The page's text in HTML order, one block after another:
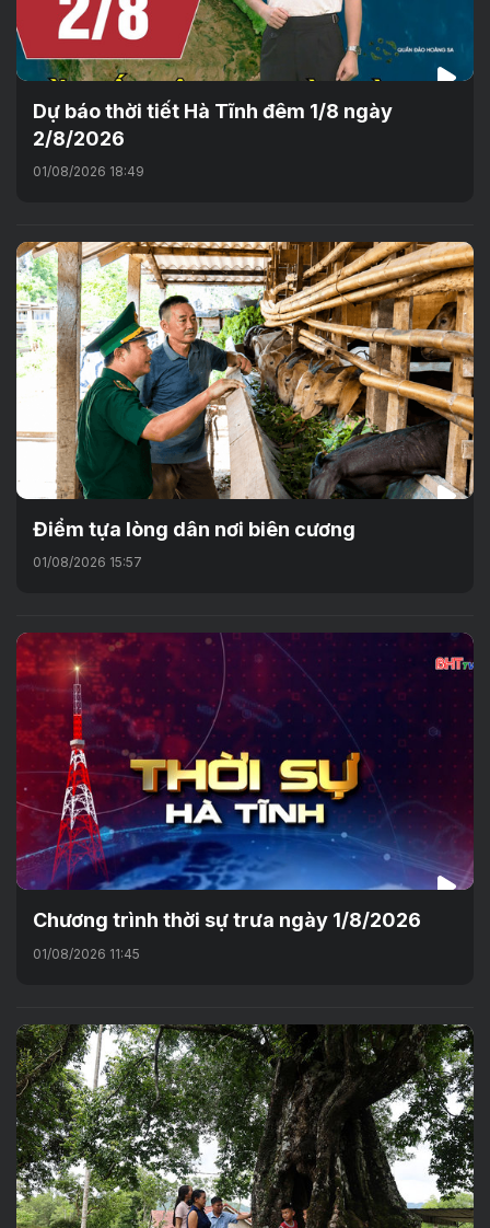
Dự báo thời tiết Hà Tĩnh đêm 1/8 ngày
2/8/2026
01/08/2026 18:49
Điểm tựa lòng dân nơi biên cương
01/08/2026 15:57
Chương trình thời sự trưa ngày 1/8/2026
01/08/2026 11:45